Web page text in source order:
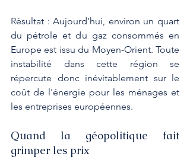
Résultat : Aujourd’hui, environ un quart
du pétrole et du gaz consommés en
Europe est issu du Moyen-Orient. Toute
instabilité dans cette région se
répercute donc inévitablement sur le
coût de l'énergie pour les ménages et
les entreprises européennes.
Quand la géopolitique fait
grimper les prix